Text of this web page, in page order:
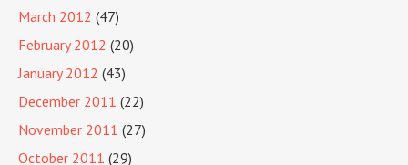
March 2012 (47)
February 2012 (20)
January 2012 (43)
December 2011 (22)
November 2011 (27)
October 2011 (29)